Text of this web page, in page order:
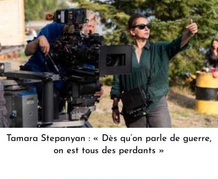
Tamara Stepanyan : « Dès qu’on parle de guerre,
on est tous des perdants »